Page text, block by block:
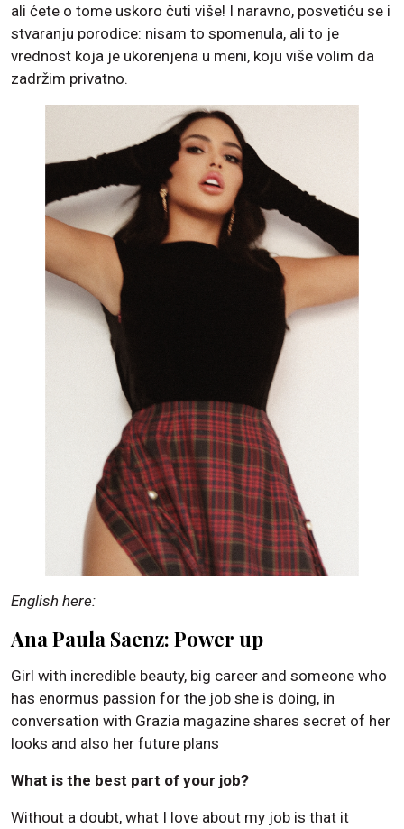
ali ćete o tome uskoro čuti više! I naravno, posvetiću se i
stvaranju porodice: nisam to spomenula, ali to je
vrednost koja je ukorenjena u meni, koju više volim da
zadržim privatno.
English here:
Ana Paula Saenz: Power up
Girl with incredible beauty, big career and someone who
has enormus passion for the job she is doing, in
conversation with Grazia magazine shares secret of her
looks and also her future plans
What is the best part of your job?
Without a doubt, what I love about my job is that it